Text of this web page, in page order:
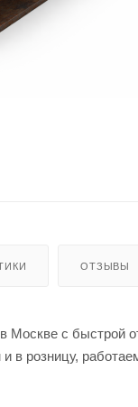
ОТЗЫВЫ
Москве с быстрой
в розницу,